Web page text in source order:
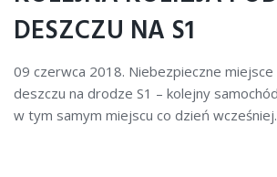
DESZCZU NA S1
09 czerwca 2018. Niebezpieczne
deszczu na drodze S1 – kolejny
w tym samym miejscu co dzień wcześniej.